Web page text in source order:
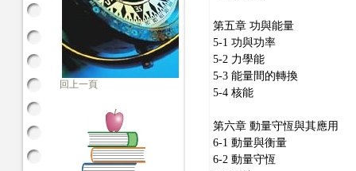
回上一頁
第五章 功與能量
5-1 功與功率
5-2 力學能
5-3 能量間的轉換
5-4 核能
第六章 動量守恆與其應用
6-1 動量與衡量
6-2 動量守恆